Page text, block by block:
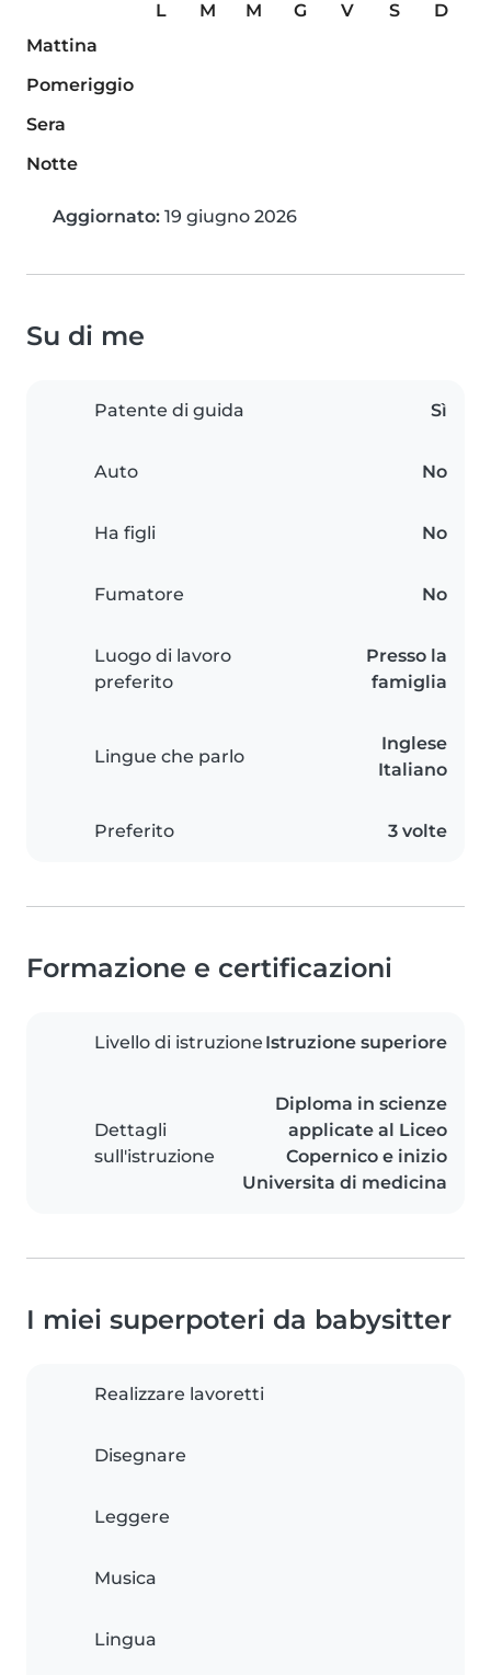
L M M G V S
D
Mattina
Pomeriggio
Sera
Notte
Aggiornato: 19 giugno 2026
Su di me
Patente di guida Sì
Auto No
Ha figli No
Fumatore No
Luogo di lavoro
preferito
Presso la
famiglia
Lingue che parlo
Inglese
Italiano
Preferito 3 volte
Formazione e certificazioni
Livello di istruzione Istruzione superiore
Dettagli
sull'istruzione
Diploma in scienze
applicate al Liceo
Copernico e inizio
Universita di medicina
I miei superpoteri da babysitter
Realizzare lavoretti
Disegnare
Leggere
Musica
Lingua